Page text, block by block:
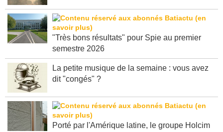
"Très bons résultats" pour Spie au premier
La petite musique de la semaine : vous avez